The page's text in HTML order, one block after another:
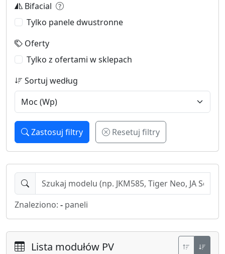
Bifacial
Tylko panele dwustronne
Oferty
Tylko z ofertami w sklepach
Sortuj według
Zastosuj filtry Resetuj filtry
Znaleziono: - paneli
Lista modułów PV